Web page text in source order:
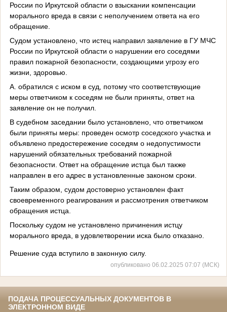
России по Иркутской области о взыскании компенсации
морального вреда в связи с неполучением ответа на его
обращение.
Судом установлено, что истец направил заявление в ГУ МЧС
России по Иркутской области о нарушении его соседями
правил пожарной безопасности, создающими угрозу его
жизни, здоровью.
А. обратился с иском в суд, потому что соответствующие
меры ответчиком к соседям не были приняты, ответ на
заявление он не получил.
В судебном заседании было установлено, что ответчиком
были приняты меры: проведен осмотр соседского участка и
объявлено предостережение соседям о недопустимости
нарушений обязательных требований пожарной
безопасности. Ответ на обращение истца был также
направлен в его адрес в установленные законом сроки.
Таким образом, судом достоверно установлен факт
своевременного реагирования и рассмотрения ответчиком
обращения истца.
Поскольку судом не установлено причинения истцу
морального вреда, в удовлетворении иска было отказано.
Решение суда вступило в законную силу.
опубликовано 06.02.2025 07:07 (МСК)
ПОДАЧА ПРОЦЕССУАЛЬНЫХ ДОКУМЕНТОВ В
ЭЛЕКТРОННОМ ВИДЕ